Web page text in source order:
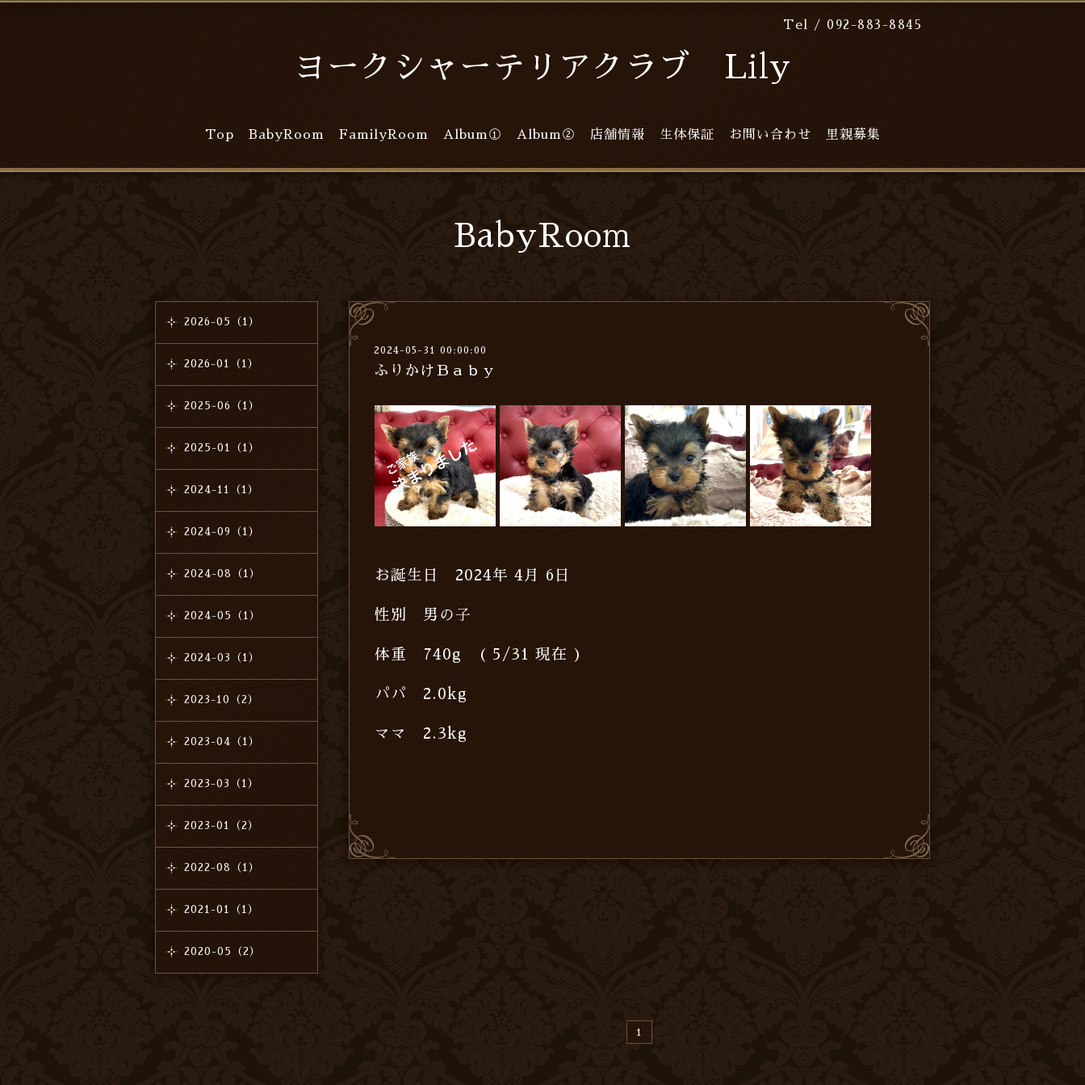
Tel / 092-883-8845
ヨークシャーテリアクラブ Lily
Top BabyRoom FamilyRoom Album① Album② 店舗情報 生体保証 お問い合わせ 里親募集
BabyRoom
2024-05-31 00:00:00
ふりかけＢａｂｙ
お誕生日 2024年 4月 6日
性別 男の子
体重 740g ( 5/31 現在 )
パパ 2.0kg
ママ 2.3kg
2026-05（1）
2026-01（1）
2025-06（1）
2025-01（1）
2024-11（1）
2024-09（1）
2024-08（1）
2024-05（1）
2024-03（1）
2023-10（2）
2023-04（1）
2023-03（1）
2023-01（2）
2022-08（1）
2021-01（1）
2020-05（2）
1